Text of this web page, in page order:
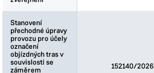
Stanovení
přechodné úpravy
provozu pro účely
označení
objízdných tras v
souvislosti se
záměrem
152140/2026
Stanovení
přechodné úpravy
provozu pro účely
označení
objízdných tras v
souvislosti se
záměrem